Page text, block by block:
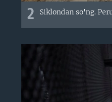
2 Siklondan so'ng.